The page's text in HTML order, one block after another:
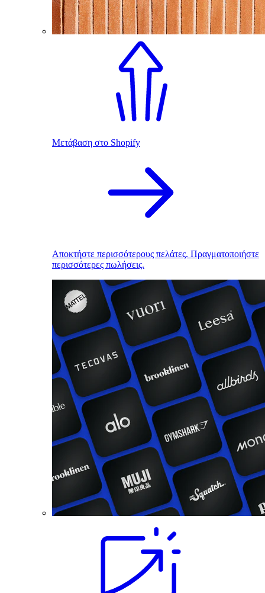
Μετάβαση στο Shopify
Αποκτήστε περισσότερους πελάτες. Πραγματοποιήστε
περισσότερες πωλήσεις.